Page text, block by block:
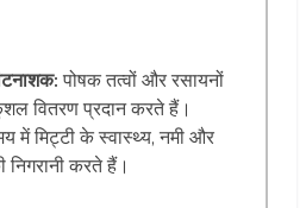
पोषक तत्वों और रसायनों
वितरण प्रदान करते हैं।
में मिट्टी के स्वास्थ्य, नमी और
करते हैं।